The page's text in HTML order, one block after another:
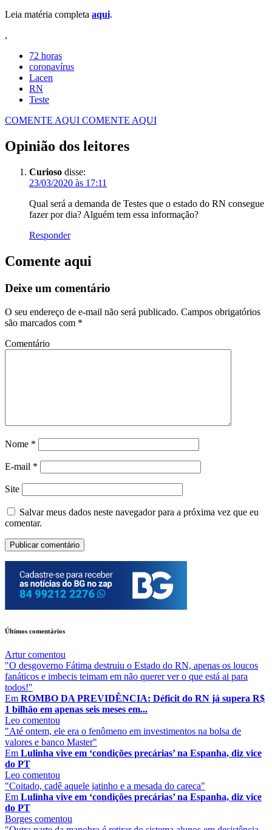
Leia matéria completa aqui.
,
72 horas
coronavírus
Lacen
RN
Teste
COMENTE AQUI COMENTE AQUI
Opinião dos leitores
Curioso disse:
23/03/2020 às 17:11
Qual será a demanda de Testes que o estado do RN consegue
fazer por dia? Alguém tem essa informação?
Responder
Comente aqui
Deixe um comentário
O seu endereço de e-mail não será publicado. Campos obrigatórios
são marcados com *
Comentário
Nome *
E-mail *
Site
Salvar meus dados neste navegador para a próxima vez que eu
comentar.
Últimos comentários
Arturcomentou
"O desgoverno Fátima destruiu o Estado do RN, apenas os loucos
fanáticos e imbecis teimam em não querer ver o que está ai para
todos!"
Em ROMBO DA PREVIDÊNCIA: Déficit do RN já supera R$
1 bilhão em apenas seis meses em...
Leo comentou
"Até ontem, ele era o fenômeno em investimentos na bolsa de
valores e banco Master"
Em Lulinha vive em ‘condições precárias’ na Espanha, diz vice
do PT
Leo comentou
"Coitado, cadê aquele jatinho e a mesada do careca"
Em Lulinha vive em ‘condições precárias’ na Espanha, diz vice
do PT
Borges comentou